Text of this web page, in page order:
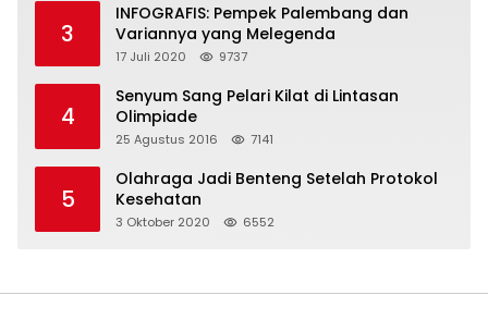
3
INFOGRAFIS: Pempek Palembang dan
Variannya yang Melegenda
17 Juli 2020 9737
4
Senyum Sang Pelari Kilat di Lintasan
Olimpiade
25 Agustus 2016 7141
5
Olahraga Jadi Benteng Setelah Protokol
Kesehatan
3 Oktober 2020 6552